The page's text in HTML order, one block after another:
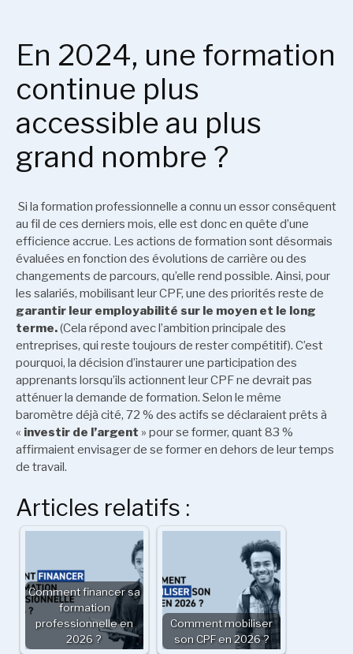
En 2024, une formation
continue plus
accessible au plus
grand nombre ?
Si la formation professionnelle a connu un essor conséquent
au fil de ces derniers mois, elle est donc en quête d’une
efficience accrue. Les actions de formation sont désormais
évaluées en fonction des évolutions de carrière ou des
changements de parcours, qu’elle rend possible. Ainsi, pour
les salariés, mobilisant leur CPF, une des priorités reste de
garantir leur employabilité sur le moyen et le long
terme.(Cela répond avec l’ambition principale des
entreprises, qui reste toujours de rester compétitif). C’est
pourquoi, la décision d’instaurer une participation des
apprenants lorsqu’ils actionnent leur CPF ne devrait pas
atténuer la demande de formation. Selon le même
baromètre déjà cité, 72 % des actifs se déclaraient prêts à
« investir de l’argent » pour se former, quant 83 %
affirmaient envisager de se former en dehors de leur temps
de travail.
Articles relatifs :
Comment financer sa
formation
professionnelle en
2026 ?
Comment mobiliser
son CPF en 2026 ?